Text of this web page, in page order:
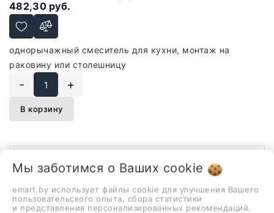
482,30 руб.
однорычажный смеситель для кухни, монтаж на
раковину или столешницу
- +
В корзину
Описание Отзывы
однорычажный смеситель для кухни, монтаж на
раковину или столешницу
Мы заботимся о Ваших cookie
emart.by использует файлы cookie для улучшения Вашего
пользовательского опыта, сбора статистики
и представления персонализированных рекомендаций.